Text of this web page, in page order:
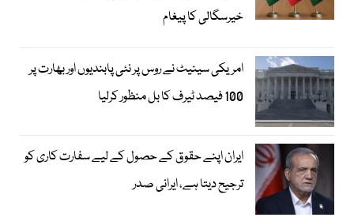
خیرسگالی کا پیغام
امریکی سینیٹ نے روس پر نئی پابندیوں اور بھارت پر
100 فیصد ٹیرف کا بل منظور کرلیا
ایران اپنے حقوق کے حصول کے لیے سفارت کاری کو
ترجیح دیتا ہے، ایرانی صدر